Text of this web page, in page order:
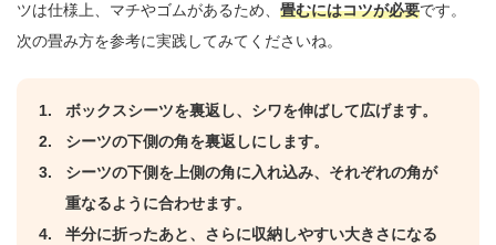
ツは仕様上、マチやゴムがあるため、 畳むにはコツが必要です。
次の畳み方を参考に実践してみてくださいね。
ボックスシーツを裏返し、シワを伸ばして広げます。
シーツの下側の角を裏返しにします。
シーツの下側を上側の角に入れ込み、それぞれの角が
重なるように合わせます。
半分に折ったあと、さらに収納しやすい大きさになる